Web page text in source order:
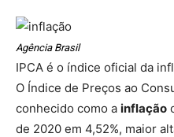
Agência Brasil
IPCA é o índice oficial da
O Índice de Preços ao
conhecido como a inflação
de 2020 em 4,52%, maior